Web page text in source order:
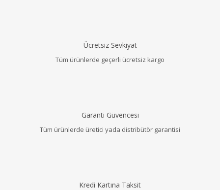
Ücretsiz Sevkiyat
Tüm ürünlerde geçerli ücretsiz kargo
Garanti Güvencesi
Tüm ürünlerde üretici yada distribütör garantisi
Kredi Kartına Taksit